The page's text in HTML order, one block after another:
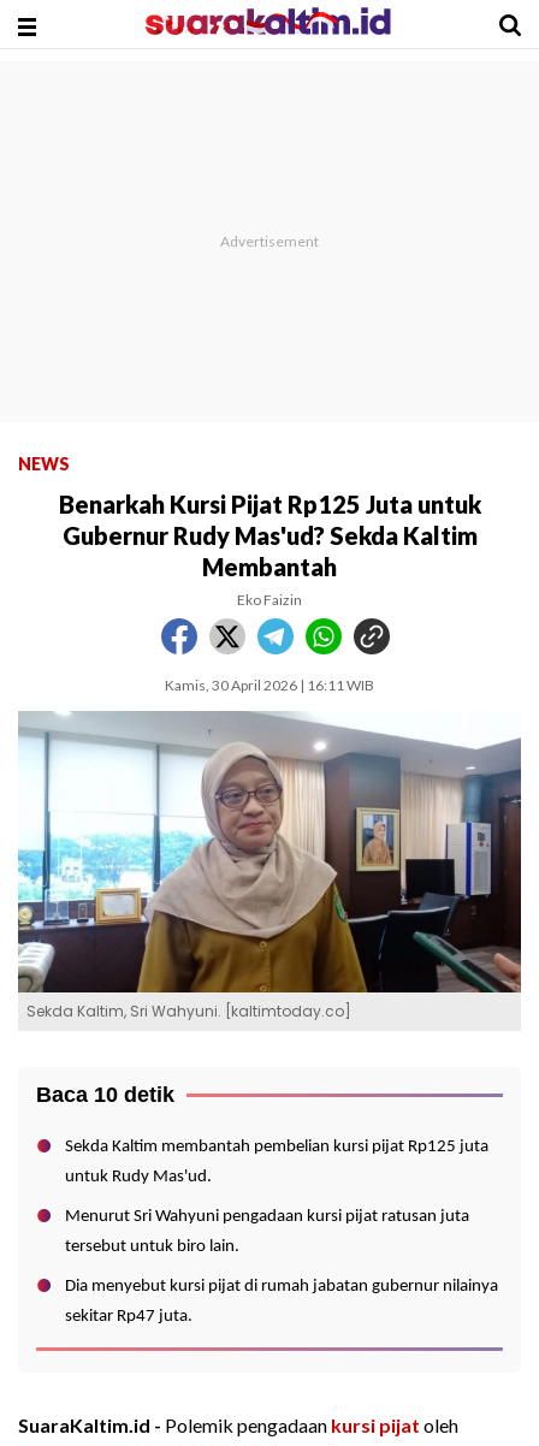
NEWS
Benarkah Kursi Pijat Rp125 Juta untuk
Gubernur Rudy Mas'ud? Sekda Kaltim
Membantah
Eko Faizin
Kamis, 30 April 2026 | 16:11 WIB
Sekda Kaltim, Sri Wahyuni. [kaltimtoday.co]
Baca 10 detik
Sekda Kaltim membantah pembelian kursi pijat Rp125 juta
untuk Rudy Mas'ud.
Menurut Sri Wahyuni pengadaan kursi pijat ratusan juta
tersebut untuk biro lain.
Dia menyebut kursi pijat di rumah jabatan gubernur nilainya
sekitar Rp47 juta.
SuaraKaltim.id - Polemik pengadaan kursi pijat oleh